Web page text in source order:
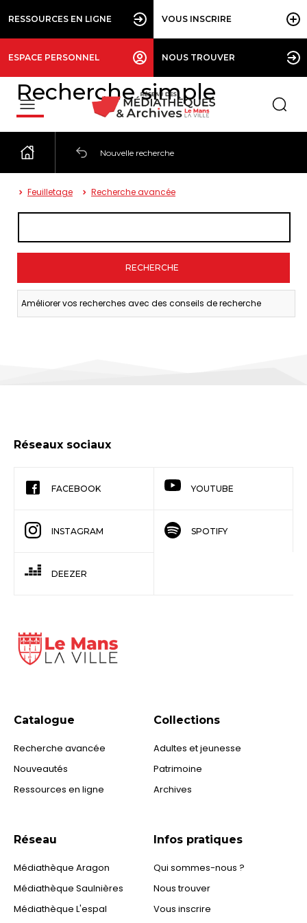
RESSOURCES EN LIGNE VOUS INSCRIRE
ESPACE PERSONNEL NOUS TROUVER
Nouvelle recherche
Recherche simple
Feuilletage Recherche avancée
RECHERCHE
Améliorer vos recherches avec des conseils de recherche
Réseaux sociaux
FACEBOOK
INSTAGRAM
DEEZER
YOUTUBE
SPOTIFY
Catalogue
Recherche avancée
Nouveautés
Ressources en ligne
Collections
Adultes et jeunesse
Patrimoine
Archives
Réseau
Médiathèque Aragon
Médiathèque Saulnières
Médiathèque L'espal
Infos pratiques
Qui sommes-nous ?
Nous trouver
Vous inscrire